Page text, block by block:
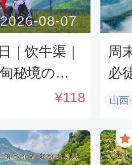
｜饮牛渠｜
秘境の饮
花+溪流牛羊
2026-08-07
¥118
周
必
屋
穿
山西·